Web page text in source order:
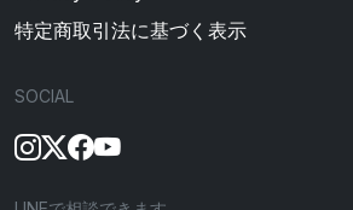
特定商取引法に基づく表示
SOCIAL